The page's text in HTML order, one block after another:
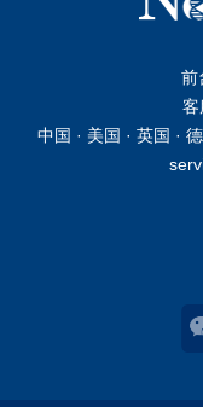
前
中国 · 美国 · 英国 ·